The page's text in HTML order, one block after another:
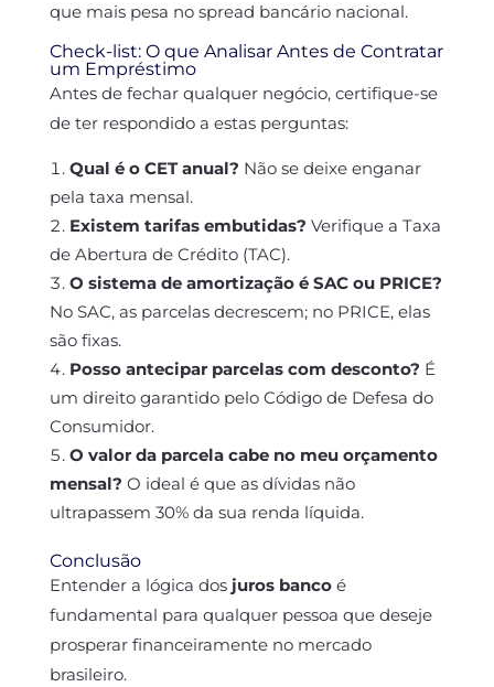
que mais pesa no spread bancário nacional.
Check-list: O que Analisar Antes de Contratar
um Empréstimo
Antes de fechar qualquer negócio, certifique-se
de ter respondido a estas perguntas:
Qual é o CET anual? Não se deixe enganar
pela taxa mensal.
Existem tarifas embutidas? Verifique a Taxa
de Abertura de Crédito (TAC).
O sistema de amortização é SAC ou PRICE?
No SAC, as parcelas decrescem; no PRICE, elas
são fixas.
Posso antecipar parcelas com desconto? É
um direito garantido pelo Código de Defesa do
Consumidor.
O valor da parcela cabe no meu orçamento
mensal? O ideal é que as dívidas não
ultrapassem 30% da sua renda líquida.
Conclusão
Entender a lógica dos juros bancoé
fundamental para qualquer pessoa que deseje
prosperar financeiramente no mercado
brasileiro.